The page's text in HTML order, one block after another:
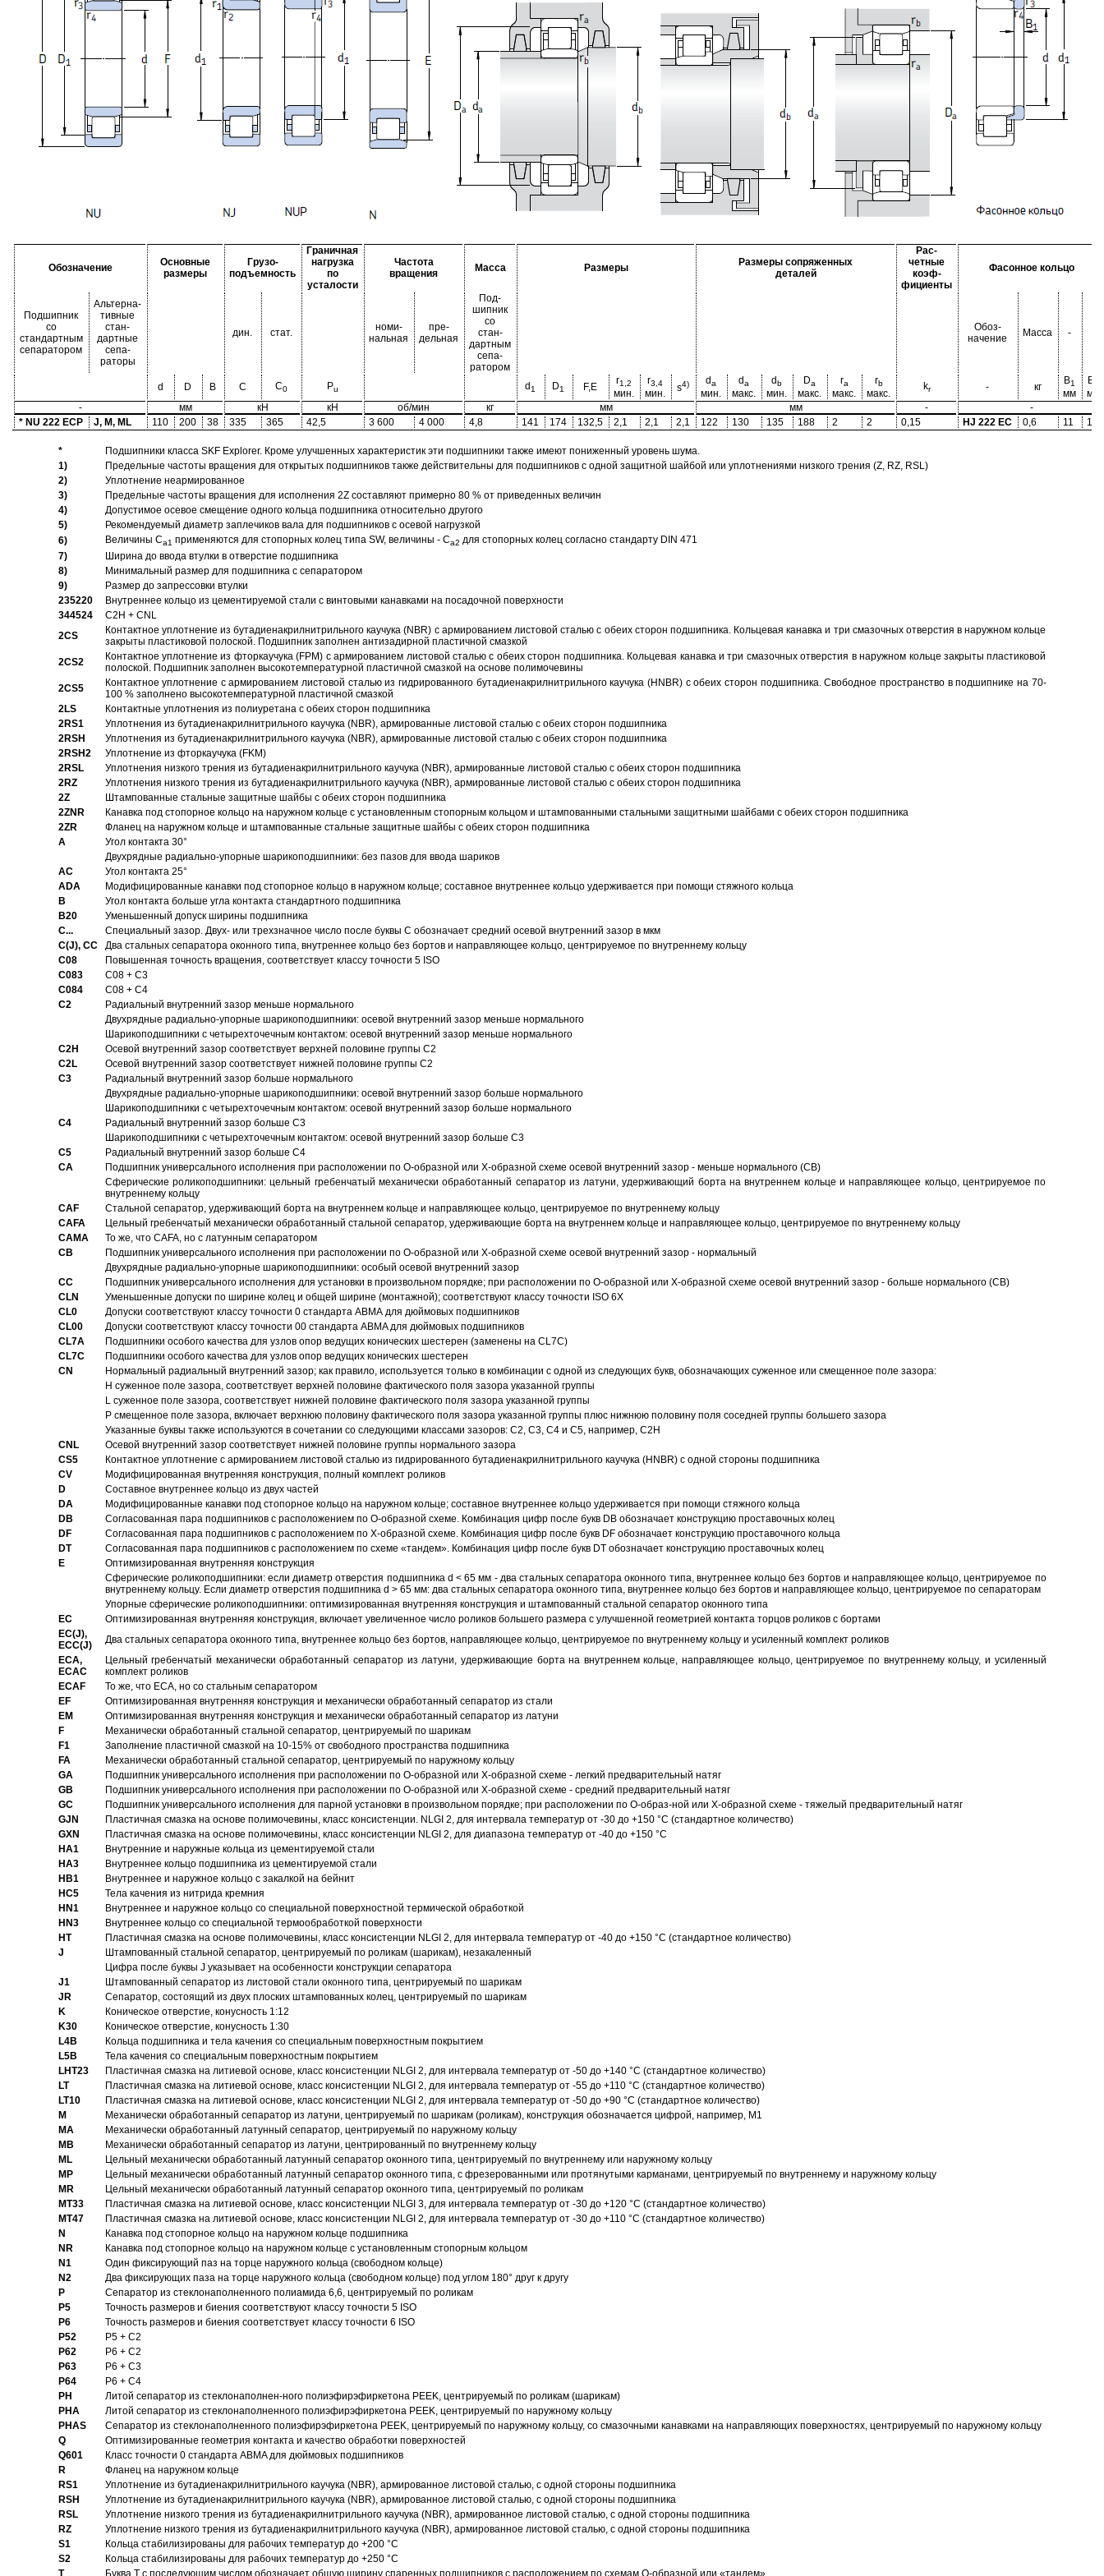
Обозначение
Основные
размеры
Грузо-
подъемность
Граничная
нагрузка
по
усталости
Частота
вращения
Масса Размеры
Размеры сопряженных
деталей
Рас-
четные
коэф-
фициенты
Фасонное кольцо
Подшипник
со
стандартным
сепаратором
Альтерна-
тивные
стан-
дартные
сепа-
раторы
дин. стат.
номи-
нальная
пре-
дельная
Под-
шипник
со
стан-
дартным
сепа-
ратором
Обоз-
начение
Масса -
d D B C C0 Pu d1 D1 F,E
r1,2
мин.
r3,4
мин.
s4) da
мин.
da
макс.
d b
мин.
Da
макс.
ra
макс.
rb
макс.
kr - кг
B1
мм
B
мм
-
мм кН кН об/мин кг мм мм -
-
* NU 222 ECP
J, M, ML 110 200 38 335 365 42,5 3 600 4 000 4,8 141 174 132,5 2,1 2,1 2,1 122 130 135 188 2 2 0,15 HJ 222 EC 0,6 11 17
*
Подшипники класса SKF Explorer. Кроме улучшенных характеристик эти подшипники также имеют пониженный уровень шума.
1)
Предельные частоты вращения для открытых подшипников также действительны для подшипников с одной защитной шайбой или уплотнениями низкого трения (Z, RZ, RSL)
2)
Уплотнение неармированное
3)
Предельные частоты вращения для исполнения 2Z составляют примерно 80 % от приведенных величин
4)
Допустимое осевое смещение одного кольца подшипника относительно другого
5)
Рекомендуемый диаметр заплечиков вала для подшипников с осевой нагрузкой
6)
Величины Ca1 применяются для стопорных колец типа SW, величины - Ca2 для стопорных колец согласно стандарту DIN 471
7)
Ширина до ввода втулки в отверстие подшипника
8)
Минимальный размер для подшипника с сепаратором
9)
Размер до запрессовки втулки
235220
Внутреннее кольцо из цементируемой стали с винтовыми канавками на посадочной поверхности
344524
C2H + CNL
2CS
Контактное уплотнение из бутадиенакрилнитрильного каучука (NBR) с армированием листовой сталью с обеих сторон подшипника. Кольцевая канавка и три смазочных отверстия в наружном кольце
закрыты пластиковой полоской. Подшипник заполнен антизадирной пластичной смазкой
2CS2
Контактное уплотнение из фторкаучука (FPM) с армированием листовой сталью с обеих сторон подшипника. Кольцевая канавка и три смазочных отверстия в наружном кольце закрыты пластиковой
полоской. Подшипник заполнен высокотемпературной пластичной смазкой на основе полимочевины
2CS5
Контактное уплотнение с армированием листовой сталью из гидрированного бутадиенакрилнитрильного каучука (HNBR) с обеих сторон подшипника. Свободное пространство в подшипнике на 70-
100 % заполнено высокотемпературной пластичной смазкой
2LS
Контактные уплотнения из полиуретана с обеих сторон подшипника
2RS1
Уплотнения из бутадиенакрилнитрильного каучука (NBR), армированные листовой сталью с обеих сторон подшипника
2RSH
Уплотнения из бутадиенакрилнитрильного каучука (NBR), армированные листовой сталью с обеих сторон подшипника
2RSH2
Уплотнение из фторкаучука (FKM)
2RSL
Уплотнения низкого трения из бутадиенакрилнитрильного каучука (NBR), армированные листовой сталью с обеих сторон подшипника
2RZ
Уплотнения низкого трения из бутадиенакрилнитрильного каучука (NBR), армированные листовой сталью с обеих сторон подшипника
2Z
Штампованные стальные защитные шайбы с обеих сторон подшипника
2ZNR
Канавка под стопорное кольцо на наружном кольце с установленным стопорным кольцом и штампованными стальными защитными шайбами с обеих сторон подшипника
2ZR
Фланец на наружном кольце и штампованные стальные защитные шайбы с обеих сторон подшипника
A
Угол контакта 30°
Двухрядные радиально-упорные шарикоподшипники: без пазов для ввода шариков
AC
Угол контакта 25°
ADA
Модифицированные канавки под стопорное кольцо в наружном кольце; составное внутреннее кольцо удерживается при помощи стяжного кольца
B
Угол контакта больше угла контакта стандартного подшипника
B20
Уменьшенный допуск ширины подшипника
C...
Специальный зазор. Двух- или трехзначное число после буквы С обозначает средний осевой внутренний зазор в мкм
C(J), CC
Два стальных сепаратора оконного типа, внутреннее кольцо без бортов и направляющее кольцо, центрируемое по внутреннему кольцу
C08
Повышенная точность вращения, соответствует классу точности 5 ISO
C083
C08 + C3
C084
C08 + C4
C2
Pадиальный внутренний зазор меньше нормального
Двухрядные радиально-упорные шарикоподшипники: осевой внутренний зазор меньше нормального
Шарикоподшипники с четырехточечным контактом: осевой внутренний зазор меньше нормального
C2H
Осевой внутренний зазор соответствует верхней половине группы C2
C2L
Осевой внутренний зазор соответствует нижней половине группы C2
C3
Pадиальный внутренний зазор больше нормального
Двухрядные радиально-упорные шарикоподшипники: осевой внутренний зазор больше нормального
Шарикоподшипники с четырехточечным контактом: осевой внутренний зазор больше нормального
C4
Pадиальный внутренний зазор больше C3
Шарикоподшипники с четырехточечным контактом: осевой внутренний зазор больше C3
C5
Pадиальный внутренний зазор больше C4
CA
Подшипник универсального исполнения при расположении по О-образной или Х-образной схеме осевой внутренний зазор - меньше нормального (CB)
Сферические роликоподшипники: цельный гребенчатый механически обработанный сепаратор из латуни, удерживающий борта на внутреннем кольце и направляющее кольцо, центрируемое по
внутреннему кольцу
CAF
Стальной сепаратор, удерживающий борта на внутреннем кольце и направляющее кольцо, центрируемое по внутреннему кольцу
CAFA
Цельный гребенчатый механически обработанный стальной сепаратор, удерживающие борта на внутреннем кольце и направляющее кольцо, центрируемое по внутреннему кольцу
CAMA
То же, что CAFA, но с латунным сепаратором
CB
Подшипник универсального исполнения при расположении по О-образной или Х-образной схеме осевой внутренний зазор - нормальный
Двухрядные радиально-упорные шарикоподшипники: особый осевой внутренний зазор
CC
Подшипник универсального исполнения для установки в произвольном порядке; при расположении по О-образной или Х-образной схеме осевой внутренний зазор - больше нормального (CB)
CLN
Уменьшенные допуски по ширине колец и общей ширине (монтажной); соответствуют классу точности ISO 6X
CL0
Допуски соответствуют классу точности 0 стандарта АВМА для дюймовых подшипников
CL00
Допуски соответствуют классу точности 00 стандарта ABMA для дюймовых подшипников
CL7A
Подшипники особого качества для узлов опор ведущих конических шестерен (заменены на CL7C)
CL7C
Подшипники особого качества для узлов опор ведущих конических шестерен
CN
Hормальный радиальный внутренний зазор; как правило, используется только в комбинации с одной из следующих букв, обозначающих суженное или смещенное поле зазора:
H суженное поле зазора, соответствует верхней половине фактического поля зазора указанной группы
L суженное поле зазора, соответствует нижней половине фактического поля зазора указанной группы
P смещенное поле зазора, включает верхнюю половину фактического поля зазора указанной группы плюс нижнюю половину поля соседней группы большего зазора
Указанные буквы также используются в сочетании со следующими классами зазоров: С2, C3, С4 и С5, например, С2Н
CNL
Осевой внутренний зазор соответствует нижней половине группы нормального зазора
CS5
Контактное уплотнение с армированием листовой сталью из гидрированного бутадиенакрилнитрильного каучука (HNBR) с одной стороны подшипника
CV
Модифицированная внутренняя конструкция, полный комплект роликов
D
Составное внутреннее кольцо из двух частей
DA
Модифицированные канавки под стопорное кольцо на наружном кольце; составное внутреннее кольцо удерживается при помощи стяжного кольца
DB
Согласованная пара подшипников с расположением по О-образной схеме. Комбинация цифр после букв DB обозначает конструкцию проставочных колец
DF
Согласованная пара подшипников с расположением по Х-образной схеме. Комбинация цифр после букв DF обозначает конструкцию проставочного кольца
DT
Согласованная пара подшипников с расположением по схеме «тандем». Комбинация цифр после букв DT обозначает конструкцию проставочных колец
E
Оптимизированная внутренняя конструкция
Сферические роликоподшипники: если диаметр отверстия подшипника d < 65 мм - два стальных сепаратора оконного типа, внутреннее кольцо без бортов и направляющее кольцо, центрируемое по
внутреннему кольцу. Если диаметр отверстия подшипника d > 65 мм: два стальных сепаратора оконного типа, внутреннее кольцо без бортов и направляющее кольцо, центрируемое по сепараторам
Упорные сферические роликоподшипники: оптимизированная внутренняя конструкция и штампованный стальной сепаратор оконного типа
EC
Oптимизированная внутренняя конструкция, включает увеличенное число роликов большего размера с улучшенной геометрией контакта торцов роликов с бортами
EC(J),
ECC(J)
Два стальных сепаратора оконного типа, внутреннее кольцо без бортов, направляющее кольцо, центрируемое по внутреннему кольцу и усиленный комплект роликов
ECA,
ECAC
Цельный гребенчатый механически обработанный сепаратор из латуни, удерживающие борта на внутреннем кольце, направляющее кольцо, центрируемое по внутреннему кольцу, и усиленный
комплект роликов
ECAF
То же, что ECA, но со стальным сепаратором
EF
Оптимизированная внутренняя конструкция и механически обработанный сепаратор из стали
EM
Оптимизированная внутренняя конструкция и механически обработанный сепаратор из латуни
F
Механически обработанный стальной сепаратор, центрируемый по шарикам
F1
Заполнение пластичной смазкой на 10-15% от свободного пространства подшипника
FA
Механически обработанный стальной сепаратор, центрируемый по наружному кольцу
GA
Подшипник универсального исполнения при расположении по О-образной или Х-образной схеме - легкий предварительный натяг
GB
Подшипник универсального исполнения при расположении по О-образной или Х-образной схеме - средний предварительный натяг
GC
Подшипник универсального исполнения для парной установки в произвольном порядке; при расположении по О-образ-ной или Х-образной схеме - тяжелый предварительный натяг
GJN
Пластичная смазка на основе полимочевины, класс консистенции. NLGI 2, для интервала температур от -30 до +150 °C (стандартное количество)
GXN
Пластичная смазка на основе полимочевины, класс консистенции NLGI 2, для диапазона температур от -40 до +150 °C
HA1
Внутренние и наружные кольца из цементируемой стали
HA3
Bнутреннее кольцо подшипника из цементируемой стали
HB1
Bнутреннее и наружное кольцо с закалкой на бейнит
HC5
Тела качения из нитрида кремния
HN1
Bнутреннее и наружное кольцо со специальной поверхностной термической обработкой
HN3
Внутреннее кольцо со специальной термообработкой поверхности
HT
Пластичная смазка на основе полимочевины, класс консистенции NLGI 2, для интервала температур от -40 до +150 °C (стандартное количество)
J
Штампованный стальной сепаратор, центрируемый по роликам (шарикам), незакаленный
Цифра после буквы J указывает на особенности конструкции сепаратора
J1
Штампованный сепаратор из листовой стали оконного типа, центрируемый по шарикам
JR
Сепаратор, состоящий из двух плоских штампованных колец, центрируемый по шарикам
K
Коническое отверстие, конусность 1:12
K30
Коническое отверстие, конусность 1:30
L4B
Кольца подшипника и тела качения со специальным поверхностным покрытием
L5B
Тела качения со специальным поверхностным покрытием
LHT23
Пластичная смазка на литиевой основе, класс консистенции NLGI 2, для интервала температур от -50 до +140 °C (стандартное количество)
LT
Пластичная смазка на литиевой основе, класс консистенции NLGI 2, для интервала температур от -55 до +110 °C (стандартное количество)
LT10
Пластичная смазка на литиевой основе, класс консистенции NLGI 2, для интервала температур от -50 до +90 °C (стандартное количество)
M
Механически обработанный сепаратор из латуни, центрируемый по шарикам (роликам), конструкция обозначается цифрой, например, M1
MA
Механически обработанный латунный сепаратор, центрируемый по наружному кольцу
MB
Механически обработанный сепаратор из латуни, центрированный по внутреннему кольцу
ML
Цельный механически обработанный латунный сепаратор оконного типа, центрируемый по внутреннему или наружному кольцу
MP
Цельный механически обработанный латунный сепаратор оконного типа, с фрезерованными или протянутыми карманами, центрируемый по внутреннему и наружному кольцу
MR
Цельный механически обработанный латунный сепаратор оконного типа, центрируемый по роликам
MT33
Пластичная смазка на литиевой основе, класс консистенции NLGI 3, для интервала температур от -30 до +120 °C (стандартное количество)
MT47
Пластичная смазка на литиевой основе, класс консистенции NLGI 2, для интервала температур от -30 до +110 °C (стандартное количество)
N
Канавка под стопорное кольцо на наружном кольце подшипника
NR
Канавка под стопорное кольцо на наружном кольце с установленным стопорным кольцом
N1
Один фиксирующий паз на торце наружного кольца (свободном кольце)
N2
Два фиксирующих паза на торце наружного кольца (свободном кольце) под углом 180° друг к другу
P
Cепаратор из стеклонаполненного полиамида 6,6, центрируемый по роликам
P5
Точность размеров и биения соответствуют классу точности 5 ISO
P6
Точность размеров и биения соответствует классу точности 6 ISO
P52
P5 + C2
P62
P6 + C2
P63
P6 + C3
P64
P6 + C4
PH
Литой сепаратор из стеклонаполнен-ного полиэфирэфиркетона PEEK, центрируемый по роликам (шарикам)
PHA
Литой сепаратор из стеклонаполненного полиэфирэфиркетона PEEK, центрируемый по наружному кольцу
PHAS
Сепаратор из стеклонаполненного полиэфирэфиркетона PEEK, центрируемый по наружному кольцу, со смазочными канавками на направляющих поверхностях, центрируемый по наружному кольцу
Q
Оптимизированные геометрия контакта и качество обработки поверхностей
Q601
Класс точности 0 стандарта ABMA для дюймовых подшипников
R
Фланец на наружном кольце
RS1
Уплотнение из бутадиенакрилнитрильного каучука (NBR), армированное листовой сталью, с одной стороны подшипника
RSH
Уплотнение из бутадиенакрилнитрильного каучука (NBR), армированное листовой сталью, с одной стороны подшипника
RSL
Уплотнение низкого трения из бутадиенакрилнитрильного каучука (NBR), армированное листовой сталью, с одной стороны подшипника
RZ
Уплотнение низкого трения из бутадиенакрилнитрильного каучука (NBR), армированное листовой сталью, с одной стороны подшипника
S1
Кольца стабилизированы для рабочих температур до +200 °C
S2
Кольца стабилизированы для рабочих температур до +250 °C
T
Буква T с последующим числом обозначает общую ширину спаренных подшипников с расположением по схемам О-образной или «тандем»